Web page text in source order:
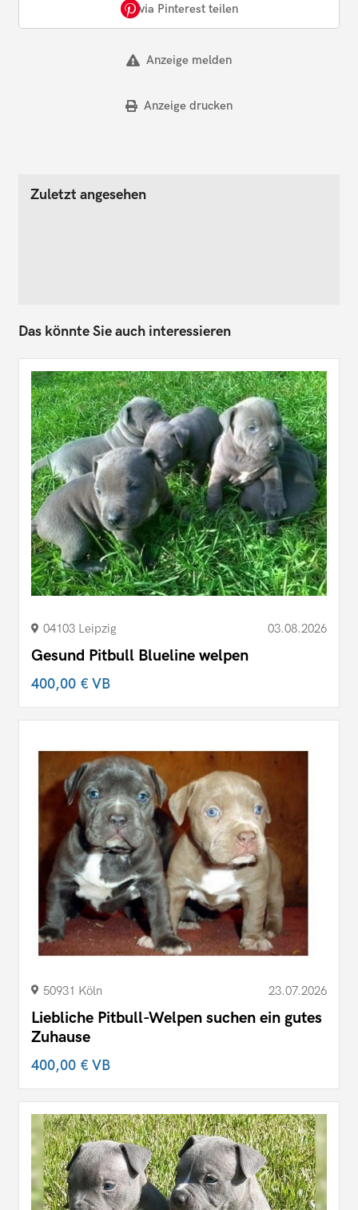
via Pinterest teilen
Anzeige melden
Anzeige drucken
Zuletzt angesehen
Das könnte Sie auch interessieren
04103 Leipzig 03.08.2026
Gesund Pitbull Blueline welpen
400,00 €VB
50931 Köln 23.07.2026
Liebliche Pitbull-Welpen suchen ein gutes
Zuhause
400,00 €VB